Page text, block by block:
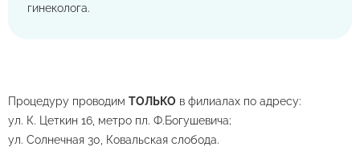
гинеколога.
Процедуру проводим ТОЛЬКО в филиалах по адресу:
ул. К. Цеткин 16, метро пл. Ф.Богушевича;
ул. Солнечная 30, Ковальская слобода.